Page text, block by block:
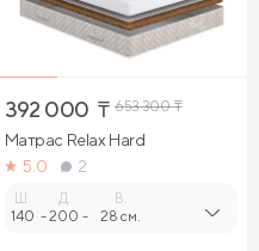
392 000 ₸ 653 300₸
Матрас Relax Нard
5.0
2
140 -
Д.
200 -
В.
28 см.